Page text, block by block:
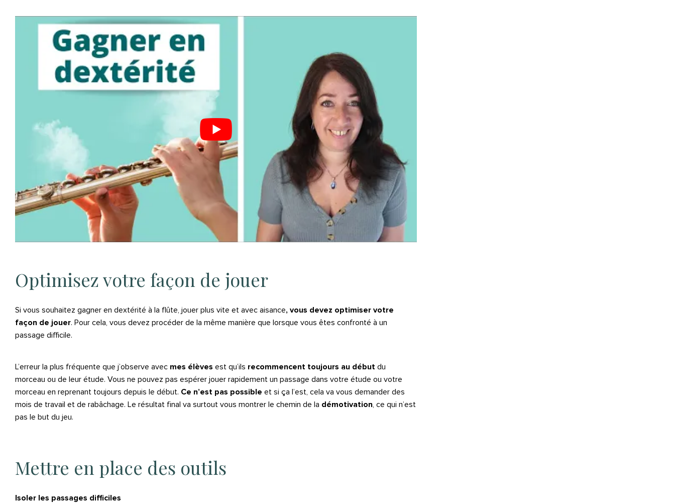
Optimisez votre façon de jouer
Si vous souhaitez gagner en dextérité à la flûte, jouer plus vite et avec aisance, vous devez optimiser votre
façon de jouer. Pour cela, vous devez procéder de la même manière que lorsque vous êtes confronté à un
passage difficile.
L’erreur la plus fréquente que j’observe avec mes élèves est qu’ils recommencent toujours au début du
morceau ou de leur étude. Vous ne pouvez pas espérer jouer rapidement un passage dans votre étude ou votre
morceau en reprenant toujours depuis le début. Ce n’est pas possible et si ça l’est, cela va vous demander des
mois de travail et de rabâchage. Le résultat final va surtout vous montrer le chemin de la démotivation, ce qui n’est
pas le but du jeu.
Mettre en place des outils
Isoler les passages difficiles